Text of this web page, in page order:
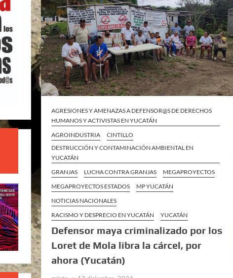
AGRESIONES Y AMENAZAS A DEFENSOR@S DE DERECHOS
HUMANOS Y ACTIVISTAS EN YUCATÁN
AGROINDUSTRIA
CINTILLO
DESTRUCCIÓN Y CONTAMINACIÓN AMBIENTAL EN
YUCATÁN
GRANJAS
LUCHA CONTRA GRANJAS
MEGAPROYECTOS
MEGAPROYECTOS ESTADOS
MP YUCATÁN
NOTICIAS NACIONALES
RACISMO Y DESPRECIO EN YUCATÁN
YUCATÁN
Defensor maya criminalizado por los
Loret de Mola libra la cárcel, por
ahora (Yucatán)